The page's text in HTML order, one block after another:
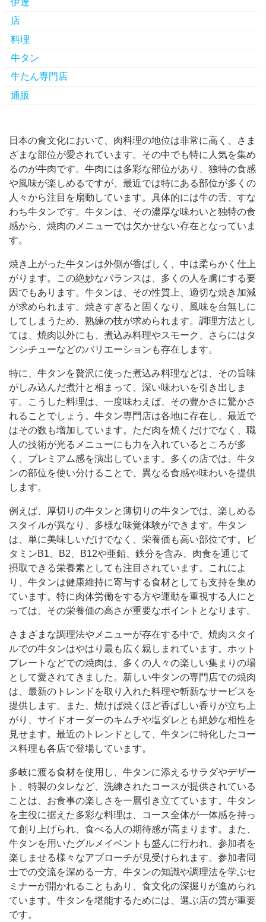
店
料理
牛タン
牛たん専門店
通販
日本の食文化において、肉料理の地位は非常に高く、さま
ざまな部位が愛されています。 その中でも特に人気を集め
るのが牛肉です。牛肉には多彩な部位があり、独特の食感
や風味が楽しめるですが、最近では特にある部位が多くの
人々から注目を扇動しています。具体的には牛の舌、すな
わち牛タンです。牛タンは、その濃厚な味わいと独特の食
感から、焼肉のメニューでは欠かせない存在となっていま
す。
焼き上がった牛タンは外側が香ばしく、中は柔らかく仕上
がります。この絶妙なバランスは、多くの人を虜にする要
因でもあります。牛タンは、その性質上、適切な焼き加減
が求められます。焼きすぎると固くなり、風味を台無しに
してしまうため、熟練の技が求められます。調理方法とし
ては、焼肉以外にも、煮込み料理やスモーク、さらにはタ
ンシチューなどのバリエーションも存在します。
特に、牛タンを贅沢に使った煮込み料理などは、その旨味
がしみ込んだ煮汁と相まって、深い味わいを引き出しま
す。こうした料理は、一度味わえば、その豊かさに驚かさ
れることでしょう。牛タン専門店は各地に存在し、最近で
はその数も増加しています。ただ肉を焼くだけでなく、職
人の技術が光るメニューにも力を入れているところが多
く、プレミアム感を演出しています。多くの店では、牛タ
ンの部位を使い分けることで、異なる食感や味わいを提供
します。
例えば、厚切りの牛タンと薄切りの牛タンでは、楽しめる
スタイルが異なり、多様な味覚体験ができます。牛タン
は、単に美味しいだけでなく、栄養価も高い部位です。ビ
タミンB1、B2、B12や亜鉛、鉄分を含み、肉食を通じて
摂取できる栄養素としても注目されています。これによ
り、牛タンは健康維持に寄与する食材としても支持を集め
ています。特に肉体労働をする方や運動を重視する人にと
っては、その栄養価の高さが重要なポイントとなります。
さまざまな調理法やメニューが存在する中で、焼肉スタイ
ルでの牛タンはやはり最も広く親しまれています。ホット
プレートなどでの焼肉は、多くの人々の楽しい集まりの場
として愛されてきました。新しい牛タンの専門店での焼肉
は、最新のトレンドを取り入れた料理や斬新なサービスを
提供します。また、焼けば焼くほど香ばしい香りが立ち上
がり、サイドオーダーのキムチや塩ダレとも絶妙な相性を
見せます。最近のトレンドとして、牛タンに特化したコー
ス料理も各店で登場しています。
多岐に渡る食材を使用し、牛タンに添えるサラダやデザー
ト、特製のタレなど、洗練されたコースが提供されている
ことは、お食事の楽しさを一層引き立てています。牛タン
を主役に据えた多彩な料理は、コース全体が一体感を持っ
て創り上げられ、食べる人の期待感が高まります。また、
牛タンを用いたグルメイベントも盛んに行われ、参加者を
楽しませる様々なアプローチが見受けられます。参加者同
士での交流を深める一方、牛タンの知識や調理法を学ぶセ
ミナーが開かれることもあり、食文化の深掘りが進められ
ています。牛タンを堪能するためには、選ぶ店の質が重要
です。